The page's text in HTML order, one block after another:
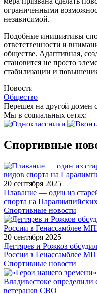
ограниченными
независимой.
Подобные инициативы
ответственности и
обществе. Адаптивная,
становится не просто
стабилизации и
Новости
Общество
Перешел на другой домен
Мы в социальных сетях:
Спортивные
20 сентября 2025
Плавание — один из
спорта на
Спортивные новости
20 сентября 2025
Дегтярев и Рожков
России в Генассамблее
Спортивные новости